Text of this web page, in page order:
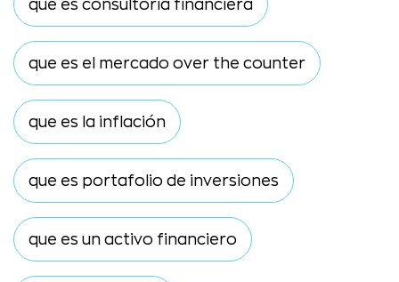
que es consultoria financiera
que es el mercado over the counter
que es la inflación
que es portafolio de inversiones
que es un activo financiero